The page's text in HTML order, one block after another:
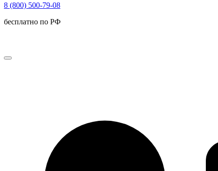
8 (800) 500-79-08
бесплатно по РФ